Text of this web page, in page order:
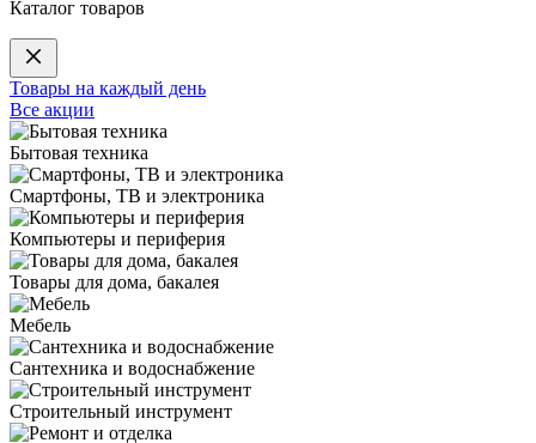
Каталог товаров
Товары на каждый день
Все акции
Бытовая техника
Смартфоны, ТВ и электроника
Компьютеры и периферия
Товары для дома, бакалея
Мебель
Сантехника и водоснабжение
Строительный инструмент